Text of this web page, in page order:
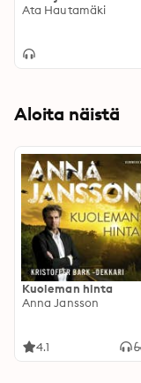
Ata Hautamäki
Aloita näistä
Kuoleman hinta
Anna Jansson
4.1